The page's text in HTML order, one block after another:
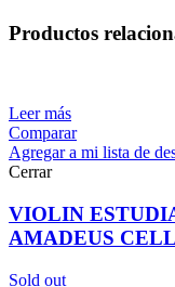
Productos
Leer más
Comparar
Agregar a mi lista de
Cerrar
VIOLIN
AMADEUS
Sold out